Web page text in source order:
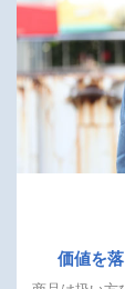
価値を